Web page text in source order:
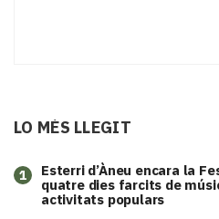
LO MÉS LLEGIT
1
Esterri d’Àneu encara la
quatre dies farcits de
activitats populars